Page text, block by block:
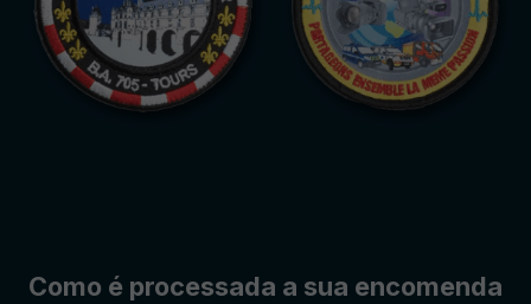
Como é processada a sua encomenda